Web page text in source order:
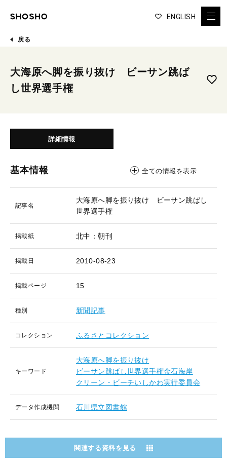
ENGLISH
戻る
大海原へ脚を振り抜け ビーサン跳ば
し世界選手権
詳細情報
基本情報 全ての情報を表示
記事名
大海原へ脚を振り抜け ビーサン跳ばし
世界選手権
掲載紙 北中：朝刊
掲載日 2010-08-23
掲載ページ 15
種別 新聞記事
コレクション ふるさとコレクション
キーワード
大海原へ脚を振り抜け
ビーサン跳ばし世界選手権金石海岸
クリーン・ビーチいしかわ実行委員会
データ作成機関 石川県立図書館
関連する資料を見る